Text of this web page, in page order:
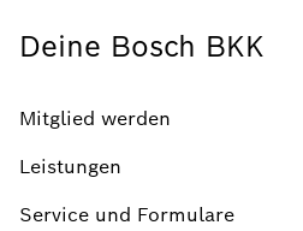
Deine Bosch BKK
Mitglied werden
Leistungen
Service und Formulare